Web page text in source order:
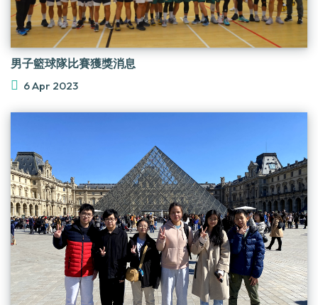
男子籃球隊比賽獲獎消息
6 Apr 2023